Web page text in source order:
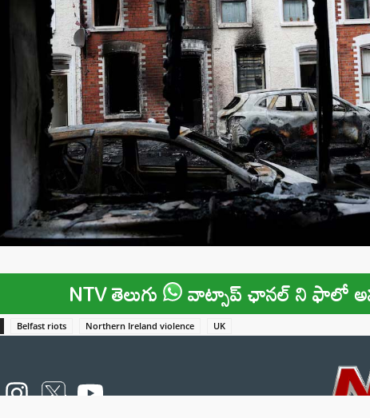
NTV తెలుగు వాట్సాప్ ఛానల్ ని ఫాలో
Belfast riots Northern Ireland violence UK